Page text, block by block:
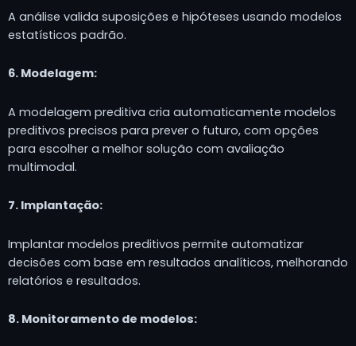
A análise valida suposições e hipóteses usando modelos
estatísticos padrão.
6. Modelagem:
A modelagem preditiva cria automaticamente modelos
preditivos precisos para prever o futuro, com opções
para escolher a melhor solução com avaliação
multimodal.
7. Implantação:
Implantar modelos preditivos permite automatizar
decisões com base em resultados analíticos, melhorando
relatórios e resultados.
8. Monitoramento de modelos: